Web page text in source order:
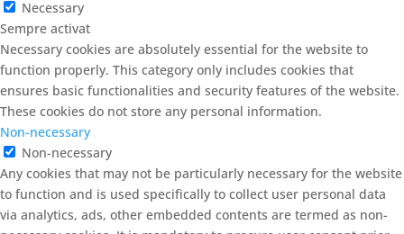
Necessary
Sempre activat
Necessary cookies are absolutely essential for the website to
function properly. This category only includes cookies that
ensures basic functionalities and security features of the website.
These cookies do not store any personal information.
Non-necessary
Non-necessary
Any cookies that may not be particularly necessary for the website
to function and is used specifically to collect user personal data
via analytics, ads, other embedded contents are termed as non-